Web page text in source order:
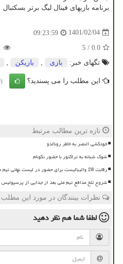
برنامه بازیهای فینال لیگ برتر بسکتبال
1401/02/04
09:23:59
0.0
/
5
تگهای خبر:
بازی بازیكن
این مطلب را می پسندید؟ (0)
تازه ترین مطالب مرتبط
خودکشی النصر به خاطر رونالدو
شوک شبانه به تراکتور با حضور نکونام
رقابت 28 والیبالیست برای حضور در لیست نهائی تیم ملی
شروع تلخ مدافع تیم ملی بعد از جدایی از پرسپولیس
نظرات بینندگان در مورد این مطلب
لطفا شما همنظر دهید